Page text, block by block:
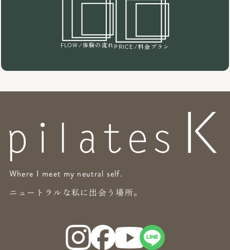
FLOW /体験の流れPRICE /料金プラン
Where I meet my neutral self.
ニュートラルな私に出会う場所。